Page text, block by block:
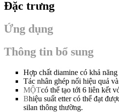
Đặc trưng
Ứng dụng
Thông tin bổ sung
Hợp chất diamine có khả
Tác nhân ghép nối hiệu quả
MỘTcó thể tạo tới 6 liên kết
Bhiệu suất etter có thể đạt
silan thông thường.